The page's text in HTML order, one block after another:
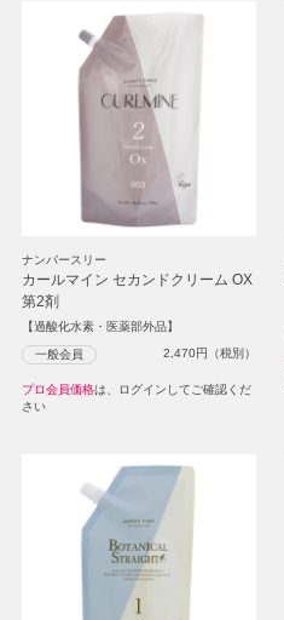
ナンバースリー
カールマイン セカンドクリーム OX
第2剤
【過酸化水素・医薬部外品】
一般会員 2,470円（税別）
プロ会員価格は、ログインしてご確認くだ
さい